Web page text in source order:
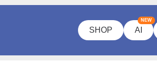
SHOP AI
NEW